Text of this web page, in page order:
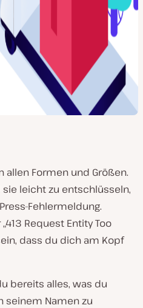
allen Formen und Größen.
leicht zu entschlüsseln,
Fehlermeldung.
Request Entity Too
dass du dich am Kopf
bereits alles, was du
seinem Namen zu